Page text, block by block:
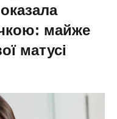
майже
матусі